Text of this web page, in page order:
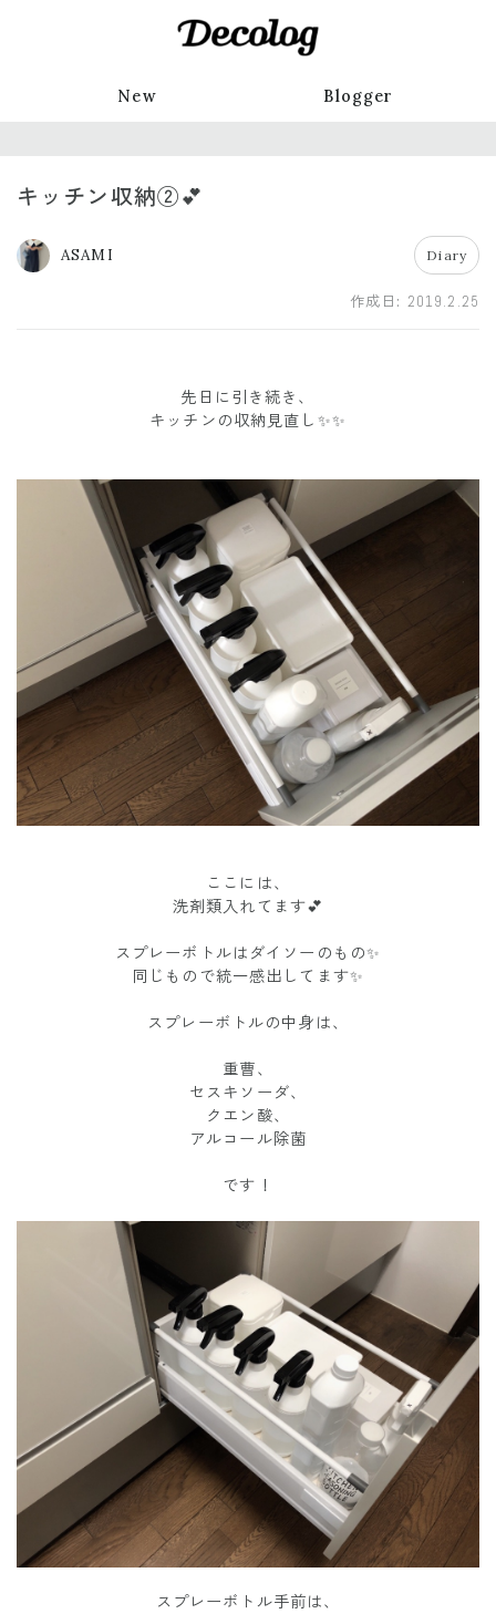
New Blogger
キッチン収納②💕
ASAMI Diary
作成日: 2019.2.25
先日に引き続き、
キッチンの収納見直し✨✨
ここには、
洗剤類入れてます💕
スプレーボトルはダイソーのもの✨
同じもので統一感出してます✨
スプレーボトルの中身は、
重曹、
セスキソーダ、
クエン酸、
アルコール除菌
です！
スプレーボトル手前は、